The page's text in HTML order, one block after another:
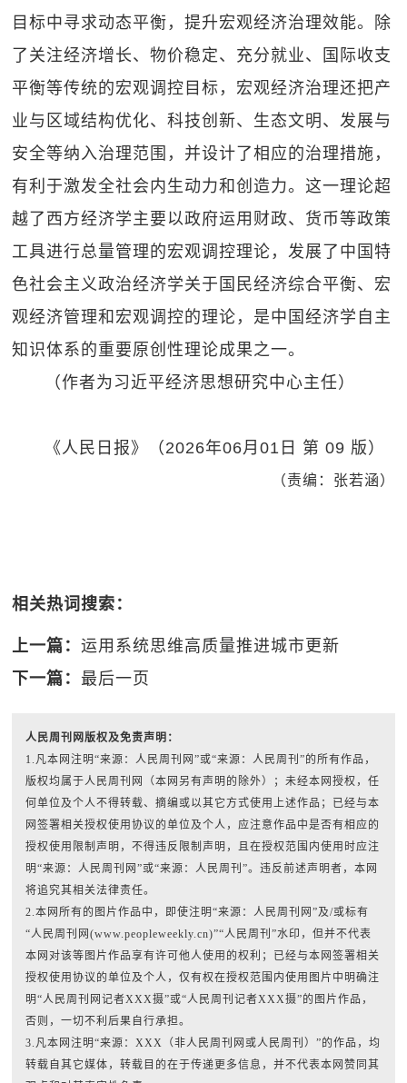
目标中寻求动态平衡，提升宏观经济治理效能。除
了关注经济增长、物价稳定、充分就业、国际收支
平衡等传统的宏观调控目标，宏观经济治理还把产
业与区域结构优化、科技创新、生态文明、发展与
安全等纳入治理范围，并设计了相应的治理措施，
有利于激发全社会内生动力和创造力。这一理论超
越了西方经济学主要以政府运用财政、货币等政策
工具进行总量管理的宏观调控理论，发展了中国特
色社会主义政治经济学关于国民经济综合平衡、宏
观经济管理和宏观调控的理论，是中国经济学自主
知识体系的重要原创性理论成果之一。
（作者为习近平经济思想研究中心主任）
《人民日报》（2026年06月01日 第 09 版）
（责编：张若涵）
相关热词搜索：
上一篇：运用系统思维高质量推进城市更新
下一篇：最后一页
人民周刊网版权及免责声明：
1.凡本网注明“来源：人民周刊网”或“来源：人民周刊”的所有作品，
版权均属于人民周刊网（本网另有声明的除外）；未经本网授权，任
何单位及个人不得转载、摘编或以其它方式使用上述作品；已经与本
网签署相关授权使用协议的单位及个人，应注意作品中是否有相应的
授权使用限制声明，不得违反限制声明，且在授权范围内使用时应注
明“来源：人民周刊网”或“来源：人民周刊”。违反前述声明者，本网
将追究其相关法律责任。
2.本网所有的图片作品中，即使注明“来源：人民周刊网”及/或标有
“人民周刊网(www.peopleweekly.cn)”“人民周刊”水印，但并不代表
本网对该等图片作品享有许可他人使用的权利；已经与本网签署相关
授权使用协议的单位及个人，仅有权在授权范围内使用图片中明确注
明“人民周刊网记者XXX摄”或“人民周刊记者XXX摄”的图片作品，
否则，一切不利后果自行承担。
3.凡本网注明“来源：XXX（非人民周刊网或人民周刊）”的作品，均
转载自其它媒体，转载目的在于传递更多信息，并不代表本网赞同其